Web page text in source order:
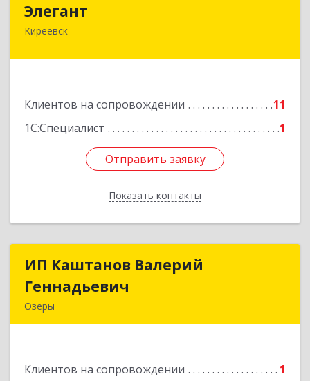
Элегант
Киреевск
Клиентов на сопровождении
11
1С:Специалист
1
Отправить заявку
Показать контакты
301262, Тульская обл, Киреевск г, Чехова ул,
Отправить заявку
Назад
ИП Каштанов Валерий
Геннадьевич
Озеры
Клиентов на сопровождении 1
ИП Каштанов Валерий
Подробнее